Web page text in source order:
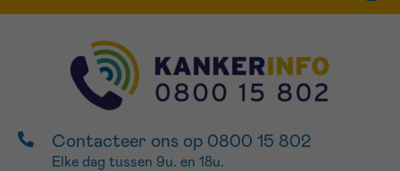
Contacteer ons op 0800 15 802
Elke dag tussen 9u. en 18u.